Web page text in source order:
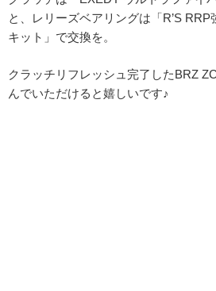
と、レリーズベアリングは「R’S
キット」で交換を。
クラッチリフレッシュ完了したBRZ
んでいただけると嬉しいです♪